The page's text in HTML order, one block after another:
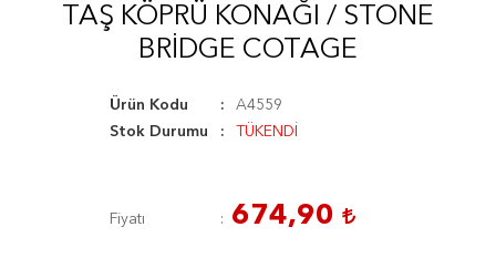
TAŞ KÖPRÜ KONAĞI / STONE
BRIDGE COTAGE
Ürün Kodu
A4559
Stok Durumu
TÜKENDİ
Fiyatı 674,90